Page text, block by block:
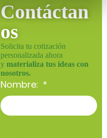
Contáctan
os
Solicita tu cotización
personalizada ahora
y materializa tus ideas con
nosotros.
Nombre: